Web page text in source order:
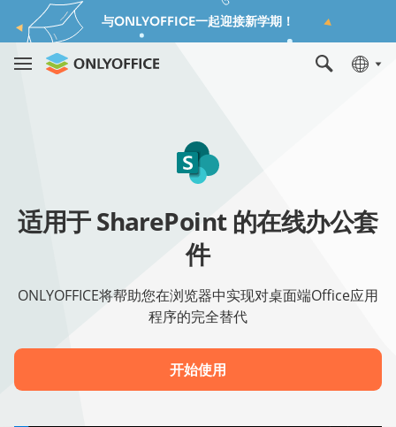
与ONLYOFFICE一起迎接新学期！
适用于 SharePoint 的在线办公套
件
ONLYOFFICE将帮助您在浏览器中实现对桌面端Office应用
程序的完全替代
开始使用